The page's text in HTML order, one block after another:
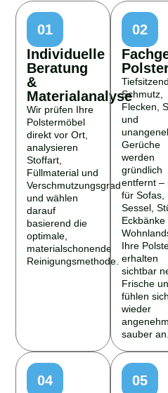
01
Individuelle
Beratung
&
Materialanalyse
Wir prüfen Ihre
Polstermöbel
direkt vor Ort,
analysieren
Stoffart,
Füllmaterial und
Verschmutzungsgrad
und wählen
darauf
basierend die
optimale,
materialschonende
Reinigungsmethode.
02
Schmutz,
Flecken,
und
Gerüche
werden
gründlich
entfernt –
für Sofas,
Sessel,
Eckbänke
Ihre
erhalten
sichtbar
Frische
fühlen sich
wieder
angenehm
sauber an.
04
05